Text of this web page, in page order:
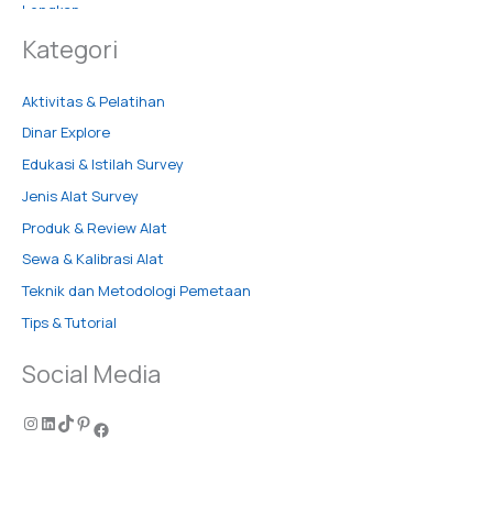
Kategori
Aktivitas & Pelatihan
Dinar Explore
Edukasi & Istilah Survey
Jenis Alat Survey
Produk & Review Alat
Sewa & Kalibrasi Alat
Teknik dan Metodologi Pemetaan
Tips & Tutorial
Social Media